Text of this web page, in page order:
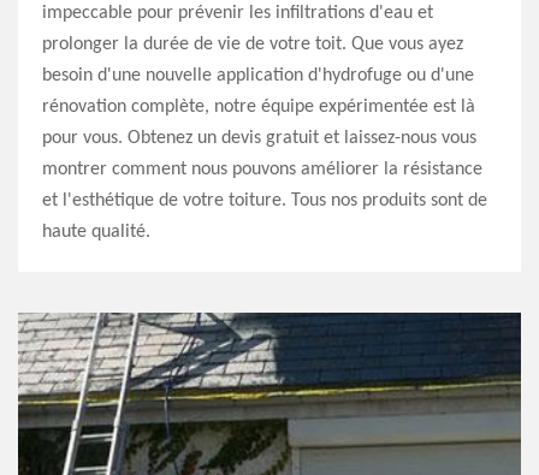
impeccable pour prévenir les infiltrations d'eau et
prolonger la durée de vie de votre toit. Que vous ayez
besoin d'une nouvelle application d'hydrofuge ou d'une
rénovation complète, notre équipe expérimentée est là
pour vous. Obtenez un devis gratuit et laissez-nous vous
montrer comment nous pouvons améliorer la résistance
et l'esthétique de votre toiture. Tous nos produits sont de
haute qualité.